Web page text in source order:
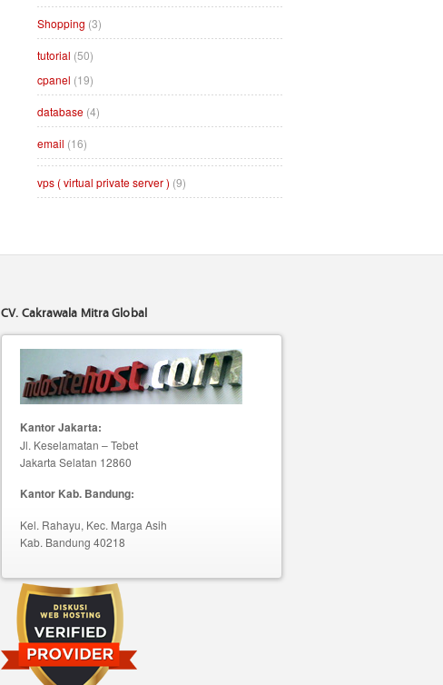
Shopping (3)
tutorial (50)
cpanel (19)
database (4)
email (16)
vps ( virtual private server ) (9)
CV. Cakrawala Mitra Global
Kantor Jakarta:
Jl. Keselamatan – Tebet
Jakarta Selatan 12860
Kantor Kab. Bandung:
Kel. Rahayu, Kec. Marga Asih
Kab. Bandung 40218